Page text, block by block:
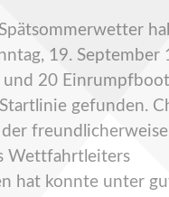
19. September
und 20
gefunden.
Wettfahrtleiters
hat konnte unter